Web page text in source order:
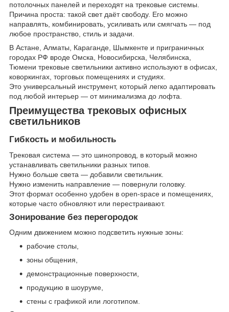
потолочных панелей и переходят на трековые системы.
Причина проста: такой свет даёт свободу. Его можно
направлять, комбинировать, усиливать или смягчать — под
любое пространство, стиль и задачи.
В Астане, Алматы, Караганде, Шымкенте и приграничных
городах РФ вроде Омска, Новосибирска, Челябинска,
Тюмени трековые светильники активно используют в офисах,
коворкингах, торговых помещениях и студиях.
Это универсальный инструмент, который легко адаптировать
под любой интерьер — от минимализма до лофта.
Преимущества трековых офисных
светильников
Гибкость и мобильность
Трековая система — это шинопровод, в который можно
устанавливать светильники разных типов.
Нужно больше света — добавили светильник.
Нужно изменить направление — повернули головку.
Этот формат особенно удобен в open-space и помещениях,
которые часто обновляют или перестраивают.
Зонирование без перегородок
Одним движением можно подсветить нужные зоны:
рабочие столы,
зоны общения,
демонстрационные поверхности,
продукцию в шоуруме,
стены с графикой или логотипом.